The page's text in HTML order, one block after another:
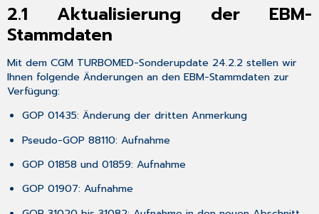
dem
Versand
von
E-
Arztbriefen
4
Punkt
Punkt
Update-
Update-
Checkliste
2.1
Aktualisierung der EBM-
Stammdaten
Mit dem CGM TURBOMED-Sonderupdate 24.2.2 stellen wir
Ihnen folgende Änderungen an den EBM-Stammdaten zur
Verfügung:
GOP 01435: Änderung der dritten Anmerkung
Pseudo-GOP 88110: Aufnahme
GOP 01858 und 01859: Aufnahme
GOP 01907: Aufnahme